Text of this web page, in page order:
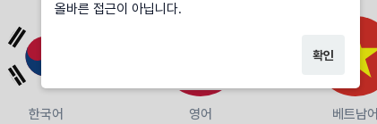
한국어
영어
베트남어
올바른 접근이 아닙니다.
확인